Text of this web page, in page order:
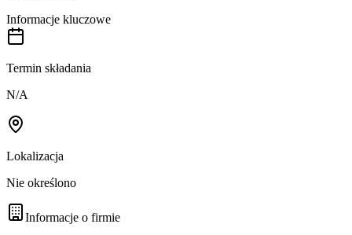
Informacje kluczowe
Termin składania
N/A
Lokalizacja
Nie określono
Informacje o firmie